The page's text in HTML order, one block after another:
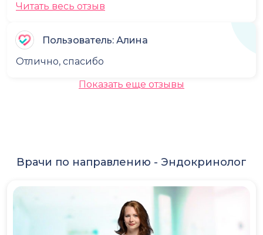
Читать весь отзыв
Пользователь: Алина
Отлично, спасибо
Показать еще отзывы
Врачи по направлению - Эндокринолог